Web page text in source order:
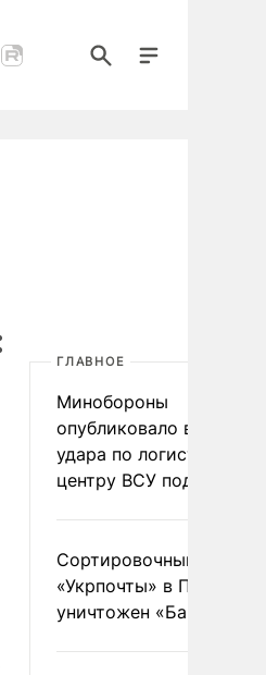
ГЛАВНОЕ
Минобороны
опубликовало видео
удара по
центру ВСУ под Киевом
Сортировочный пункт
«Укрпочты» в
уничтожен